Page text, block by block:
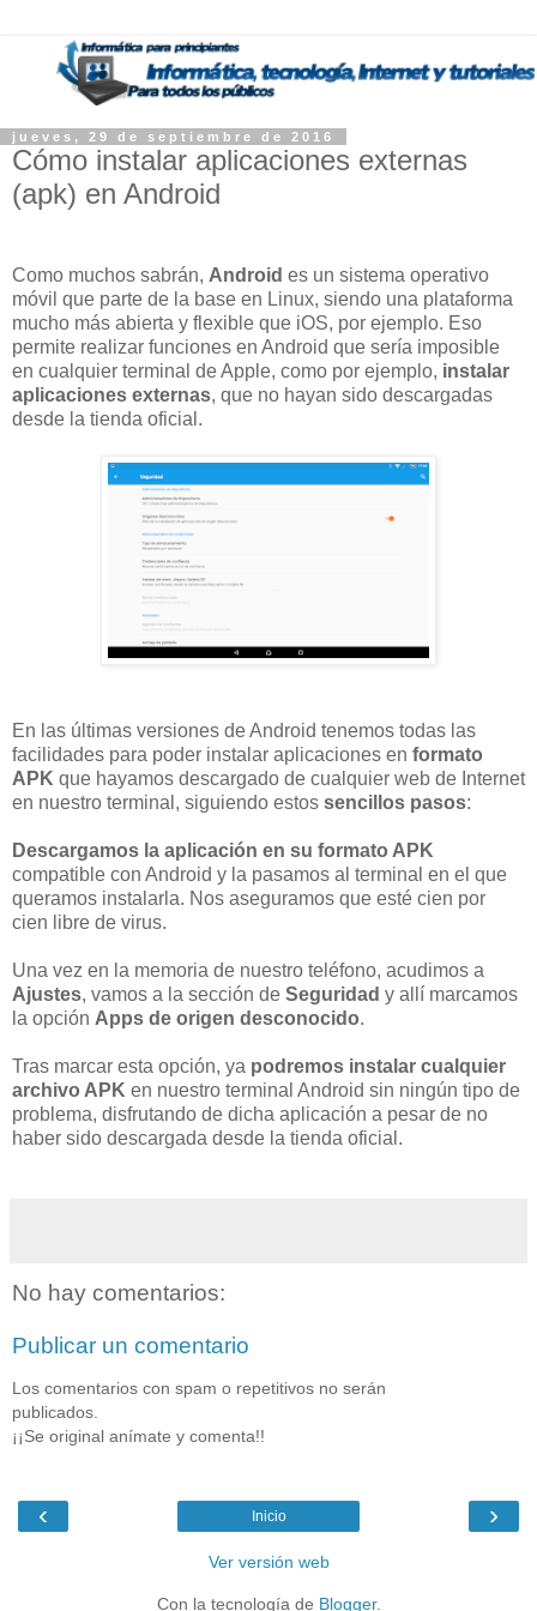
jueves, 29 de septiembre de 2016
Cómo instalar aplicaciones externas
(apk) en Android
Como muchos sabrán, Android es un sistema operativo
móvil que parte de la base en Linux, siendo una plataforma
mucho más abierta y flexible que iOS, por ejemplo. Eso
permite realizar funciones en Android que sería imposible
en cualquier terminal de Apple, como por ejemplo, instalar
aplicaciones externas, que no hayan sido descargadas
desde la tienda oficial.
En las últimas versiones de Android tenemos todas las
facilidades para poder instalar aplicaciones en formato
APK que hayamos descargado de cualquier web de Internet
en nuestro terminal, siguiendo estos sencillos pasos:
Descargamos la aplicación en su formato APK
compatible con Android y la pasamos al terminal en el que
queramos instalarla. Nos aseguramos que esté cien por
cien libre de virus.
Una vez en la memoria de nuestro teléfono, acudimos a
Ajustes, vamos a la sección de Seguridad y allí marcamos
la opción Apps de origen desconocido.
Tras marcar esta opción, ya podremos instalar cualquier
archivo APK en nuestro terminal Android sin ningún tipo de
problema, disfrutando de dicha aplicación a pesar de no
haber sido descargada desde la tienda oficial.
No hay comentarios:
Publicar un comentario
Los comentarios con spam o repetitivos no serán
publicados.
¡¡Se original anímate y comenta!!
‹ ›
Inicio
Ver versión web
Con la tecnología de Blogger.